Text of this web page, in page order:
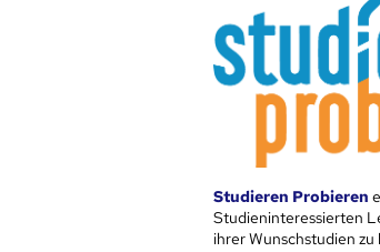
Studieren Probieren
Studieninteressierten
ihrer Wunschstudien zu